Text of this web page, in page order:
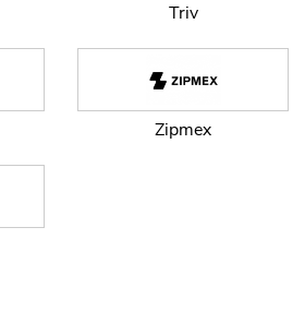
Triv
Zipmex